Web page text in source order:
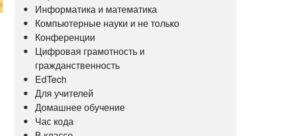
Информатика и математика
Компьютерные науки и не только
Конференции
Цифровая грамотность и
гражданственность
EdTech
Для учителей
Домашнее обучение
Час кода